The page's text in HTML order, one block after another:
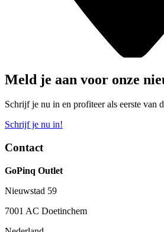
Meld je aan voor onze
Schrijf je nu in en profiteer als eerste van
Schrijf je nu in!
Contact
GoPinq Outlet
Nieuwstad 59
7001 AC Doetinchem